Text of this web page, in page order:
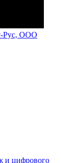
Рус, ООО
и цифрового